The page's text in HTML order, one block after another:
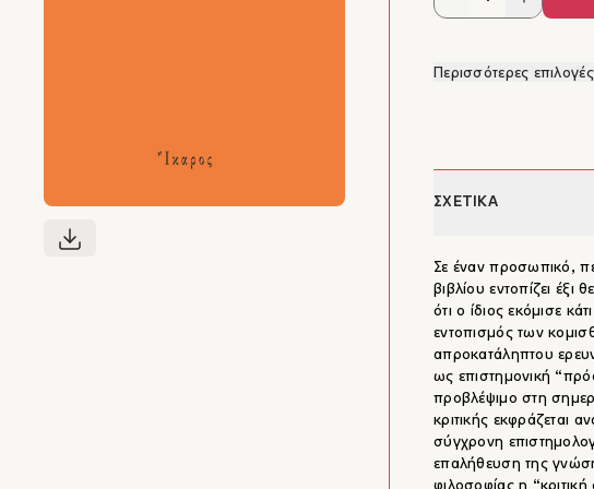
Περισσότερες
ΣΧΕΤΙΚΑ
Σε έναν προσωπικό,
βιβλίου εντοπίζει
ότι ο ίδιος εκόμισε
εντοπισμός των
απροκατάληπτου
ως επιστημονική
προβλέψιμο στη
κριτικής εκφράζεται
σύγχρονη
επαλήθευση της